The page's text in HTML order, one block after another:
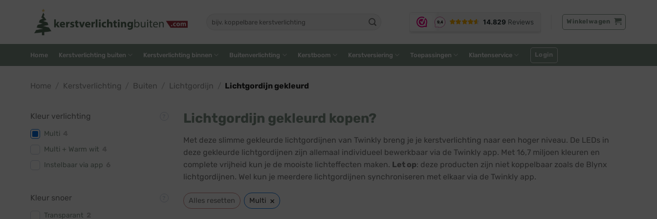
naar:
Winkelwagen
Home Kerstverlichting buiten Kerstverlichting binnen Buitenverlichting Kerstboom Kerstversiering Toepassingen Klantenservice Login
Home Kerstverlichting Buiten Lichtgordijn Lichtgordijn gekleurd
Kleur verlichting
Multi
Multi + Warm wit
Instelbaar via app
Kleur snoer
Transparant
Lichtgordijn gekleurd kopen?
Met deze slimme gekleurde lichtgordijnen van Twinkly breng je je kerstverlichting naar een hoger niveau. De LEDs in
deze gekleurde lichtgordijnen zijn allemaal individueel bewerkbaar via de Twinkly app. Met 16,7 miljoen kleuren en
complete vrijheid kun je de mooiste lichteffecten maken. Let op: deze producten zijn niet koppelbaar zoals de Blynx
lichtgordijnen. Wel kun je meerdere lichtgordijnen synchroniseren met elkaar via de Twinkly app.
Alles resetten Multi ×